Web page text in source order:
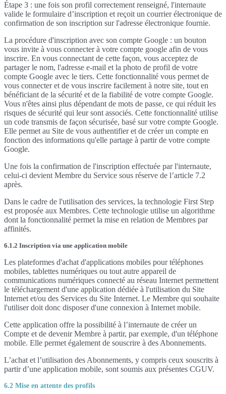
Étape 3 : une fois son profil correctement renseigné, l'internaute
valide le formulaire d’inscription et reçoit un courrier électronique de
confirmation de son inscription sur l'adresse électronique fournie.
La procédure d'inscription avec son compte Google : un bouton
vous invite à vous connecter à votre compte google afin de vous
inscrire. En vous connectant de cette façon, vous acceptez de
partager le nom, l'adresse e-mail et la photo de profil de votre
compte Google avec le tiers. Cette fonctionnalité vous permet de
vous connecter et de vous inscrire facilement à notre site, tout en
bénéficiant de la sécurité et de la fiabilité de votre compte Google.
Vous n'êtes ainsi plus dépendant de mots de passe, ce qui réduit les
risques de sécurité qui leur sont associés. Cette fonctionnalité utilise
un code transmis de façon sécurisée, basé sur votre compte Google.
Elle permet au Site de vous authentifier et de créer un compte en
fonction des informations qu'elle partage à partir de votre compte
Google.
Une fois la confirmation de l'inscription effectuée par l'internaute,
celui-ci devient Membre du Service sous réserve de l’article 7.2
après.
Dans le cadre de l'utilisation des services, la technologie First Step
est proposée aux Membres. Cette technologie utilise un algorithme
dont la fonctionnalité permet la mise en relation de Membres par
affinités.
6.1.2 Inscription via une application mobile
Les plateformes d'achat d'applications mobiles pour téléphones
mobiles, tablettes numériques ou tout autre appareil de
communications numériques connecté au réseau Internet permettent
le téléchargement d'une application dédiée à l'utilisation du Site
Internet et/ou des Services du Site Internet. Le Membre qui souhaite
l'utiliser doit donc disposer d'une connexion à Internet mobile.
Cette application offre la possibilité à l’internaute de créer un
Compte et de devenir Membre à partir, par exemple, d'un téléphone
mobile. Elle permet également de souscrire à des Abonnements.
L’achat et l’utilisation des Abonnements, y compris ceux souscrits à
partir d’une application mobile, sont soumis aux présentes CGUV.
6.2 Mise en attente des profils